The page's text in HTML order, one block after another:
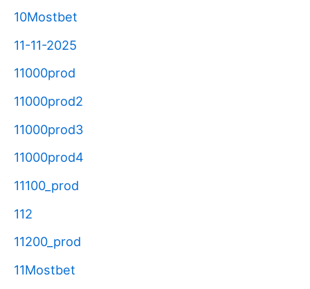
10Mostbet
11-11-2025
11000prod
11000prod2
11000prod3
11000prod4
11100_prod
112
11200_prod
11Mostbet